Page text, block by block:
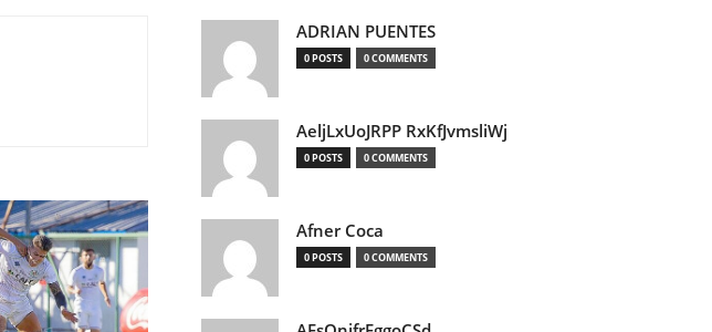
ADRIAN PUENTES
0 POSTS 0 COMMENTS
AeljLxUoJRPP RxKfJvmsliWj
0 POSTS 0 COMMENTS
Afner Coca
0 POSTS 0 COMMENTS